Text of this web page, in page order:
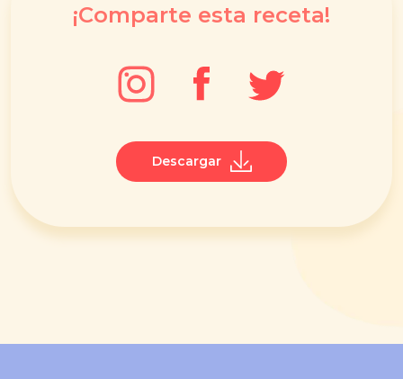
¡Comparte esta receta!
Descargar